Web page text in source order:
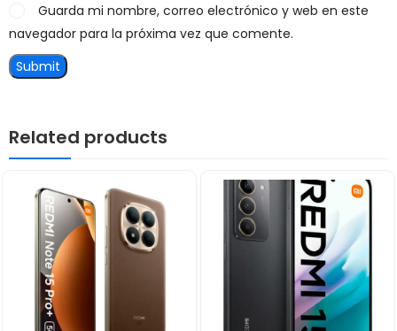
Guarda mi nombre, correo electrónico y web en este
navegador para la próxima vez que comente.
Related products